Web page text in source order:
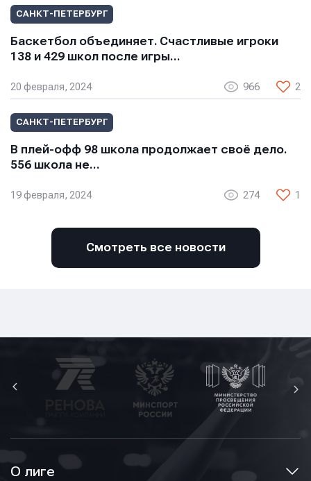
САНКТ-ПЕТЕРБУРГ
Баскетбол объединяет. Счастливые игроки
138 и 429 школ после игры…
20 февраля, 2024 966 2
САНКТ-ПЕТЕРБУРГ
В плей-офф 98 школа продолжает своё дело.
556 школа не…
19 февраля, 2024 274 1
Смотреть все новости
О лиге
условиями обработки персональных данных
условиями обработки персональных данных
Нажимая кнопку “Отправить”, вы соглашаетесь с
условиями обработки персональных данных